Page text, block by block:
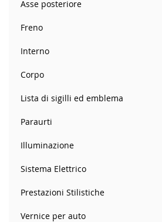
Asse posteriore
Freno
Interno
Corpo
Lista di sigilli ed emblema
Paraurti
Illuminazione
Sistema Elettrico
Prestazioni Stilistiche
Vernice per auto